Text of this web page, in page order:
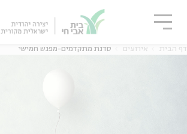
דף הבית אירועים סדנת מתקדמים-מפגש חמישי
סגור